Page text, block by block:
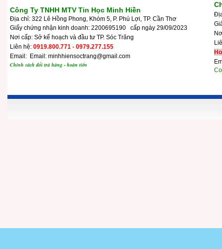
Công Ty TNHH MTV Tin Học Minh Hiền
Địa chỉ: 322 Lê Hồng Phong, Khóm 5, P. Phú Lợi, TP. Cần Thơ
Giấy chứng nhận kinh doanh: 2200695190 cấp ngày 29/09/2023
Nơi cấp: Sở kế hoạch và đầu tư TP. Sóc Trăng
Liên hệ: 0919.800.771 - 0979.277.155
Email: Email: minhhiensoctrang@gmail.com
Chính sách đổi trả hàng - hoàn tiền